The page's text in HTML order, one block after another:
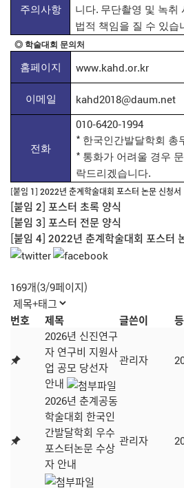
주의사항
니다. 무단촬영 및 녹취
법적 책임을 질 수 있습
◎ 학술대회 문의처
홈페이지 www.kahd.or.kr
이메일 kahd2018@daum.net
전화
010-6420-1994
* 한국인간발달학회 총
* 통화가 어려울 경우
락드리겠습니다.
[붙임 1] 2022년 춘계학술대회 포스터 논문 신청서
[붙임 2] 포스터 초록 양식
[붙임 3] 포스터 전문 양식
[붙임 4] 2022년 춘계학술대회 포스터
169개(3/9페이지)
번호 제목 글쓴이
2026년 신진연구
자 연구비 지원사
업 공모 당선자
안내
관리자
2026년 춘계공동
학술대회 한국인
간발달학회 우수
포스터논문 수상
자 안내
관리자